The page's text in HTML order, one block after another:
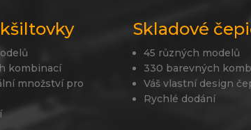
kombinací
množství pro
Skladové
45 různých modelů
330 barevných
Váš vlastní design
Rychlé dodání